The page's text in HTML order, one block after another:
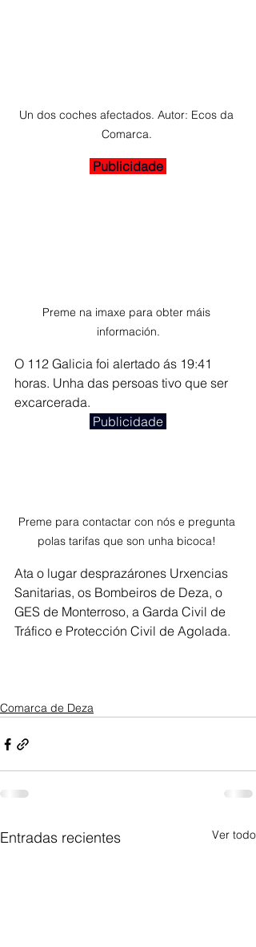
Un dos coches afectados. Autor: Ecos da
Comarca.
Publicidade
Preme na imaxe para obter máis
información.
O 112 Galicia foi alertado ás 19:41
horas. Unha das persoas tivo que ser
excarcerada.
Publicidade
Preme para contactar con nós e pregunta
polas tarifas que son unha bicoca!
Ata o lugar desprazárones Urxencias
Sanitarias, os Bombeiros de Deza, o
GES de Monterroso, a Garda Civil de
Tráfico e Protección Civil de Agolada.
Comarca de Deza
Entradas recientes Ver todo